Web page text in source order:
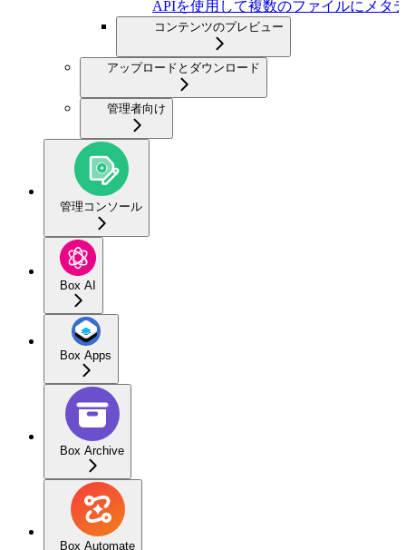
APIを使用して複数のファイルにメタ
コンテンツのプレビュー
アップロードとダウンロード
管理者向け
管理コンソール
Box AI
Box Apps
Box Archive
Box Automate